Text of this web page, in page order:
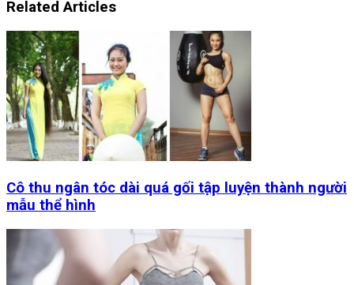
Related Articles
Cô thu ngân tóc dài quá gối tập luyện thành người
mẫu thể hình